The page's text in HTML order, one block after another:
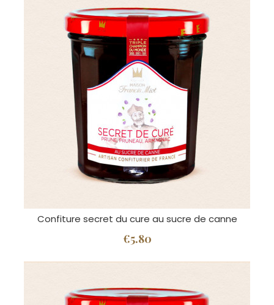
Confiture secret du cure au sucre de canne
€5.80